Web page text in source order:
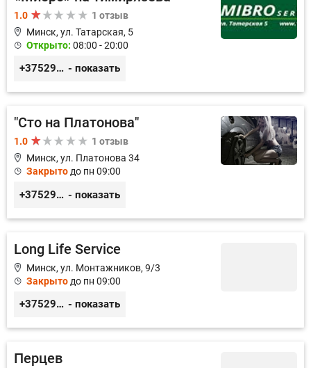
1.0
1 отзыв
Минск, ул. Татарская, 5
Открыто: 08:00 - 20:00
+375293182800 - показать
"Сто на Платонова"
1.0
1 отзыв
Минск, ул. Платонова 34
Закрытодо пн 09:00
+375296366367, +375298786497 - показать
Long Life Service
Минск, ул. Монтажников, 9/3
Закрыто до пн 09:00
+375291050161 - показать
Перцев